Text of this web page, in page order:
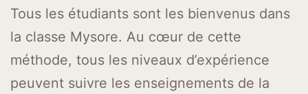
Tous les étudiants sont les bienvenus dans
la classe Mysore. Au cœur de cette
méthode, tous les niveaux d’expérience
peuvent suivre les enseignements de la